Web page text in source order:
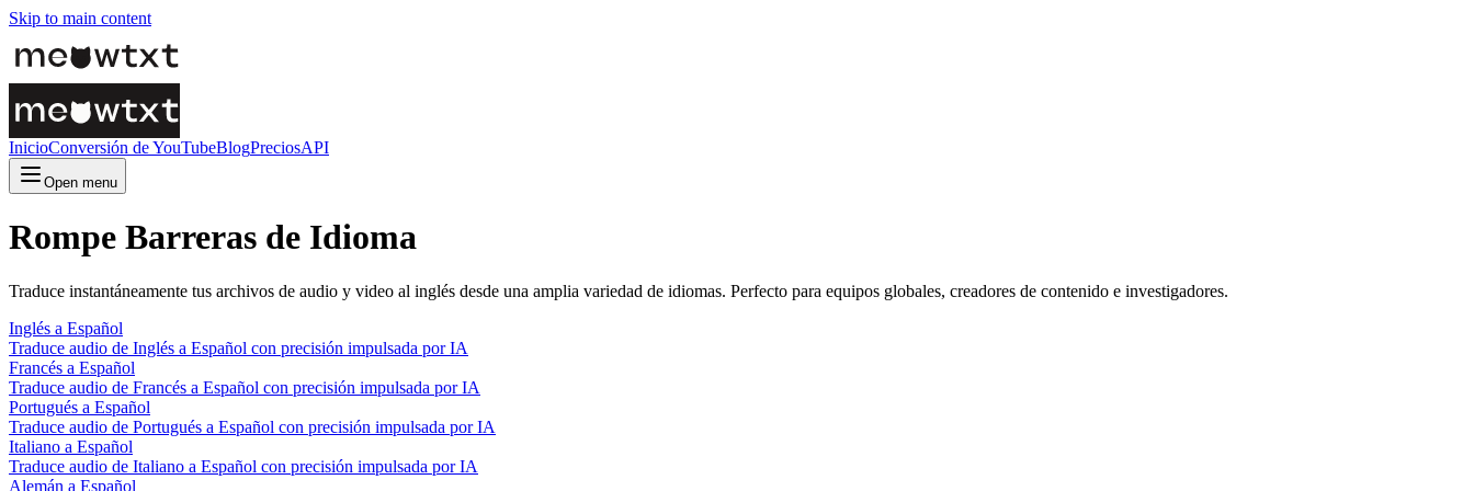
Skip to main content
InicioConversión de YouTubeBlogPreciosAPI
Open menu
Rompe Barreras de Idioma
Traduce instantáneamente tus archivos de audio y video al inglés desde una amplia variedad de idiomas. Perfecto para equipos globales, creadores de contenido e investigadores.
Inglés a Español
Traduce audio de Inglés a Español con precisión impulsada por IA
Francés a Español
Traduce audio de Francés a Español con precisión impulsada por IA
Portugués a Español
Traduce audio de Portugués a Español con precisión impulsada por IA
Italiano a Español
Traduce audio de Italiano a Español con precisión impulsada por IA
Alemán a Español